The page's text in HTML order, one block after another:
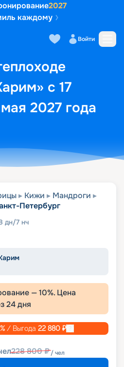
2027
каждому
Войти
с 17
2027 года
кают Маршрут и
Кижи
Мандроги
Петербург
дн/7 нч
—10%. Цена
24дня
% / Выгода 22 880 ₽
228 800₽/ чел